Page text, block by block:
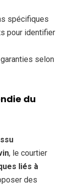
spécifiques
pour identifier
selon
du
, le courtier
liés à
des